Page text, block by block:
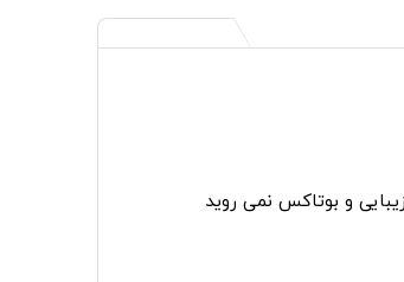
و بوتاکس نمی روید